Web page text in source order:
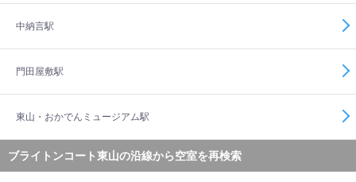
中納言駅
門田屋敷駅
東山・おかでんミュージアム駅
ブライトンコート東山の沿線から空室を再検索